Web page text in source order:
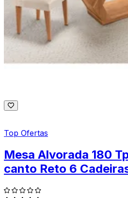
Top Ofertas
Mesa Alvorada 180
canto Reto 6